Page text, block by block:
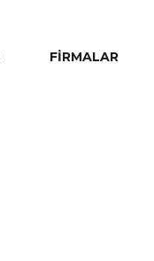
FIRMALAR